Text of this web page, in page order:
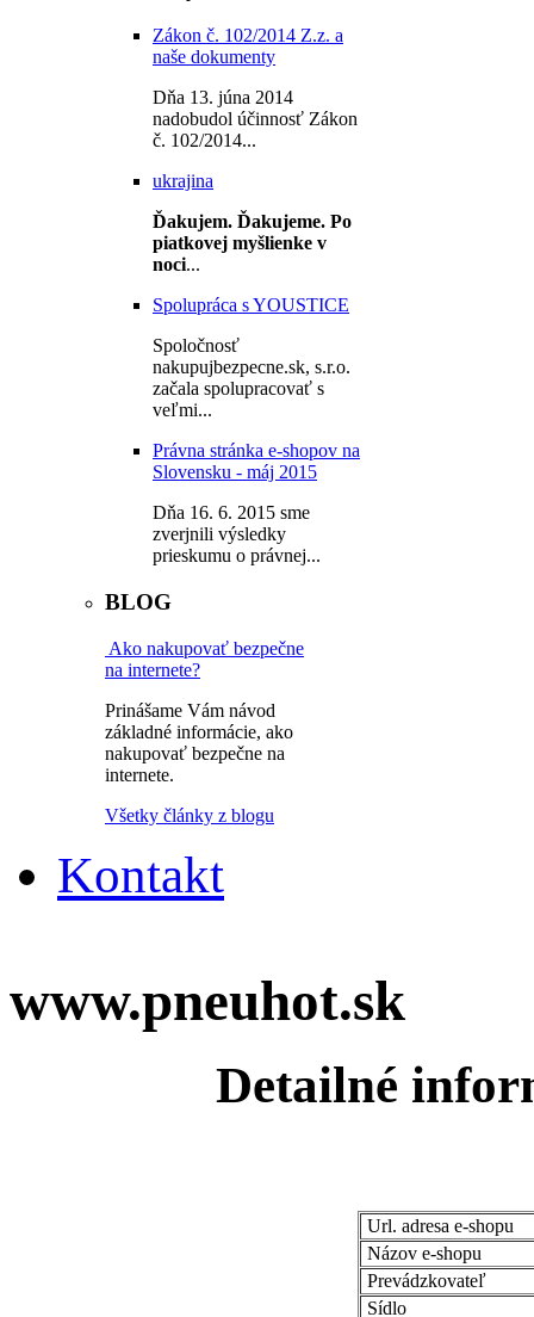
Zákon č. 102/2014 Z.z. a
naše dokumenty
Dňa 13. júna 2014
nadobudol účinnosť Zákon
č. 102/2014...
ukrajina
Ďakujem. Ďakujeme. Po
piatkovej myšlienke v
noci...
Spolupráca s YOUSTICE
Spoločnosť
nakupujbezpecne.sk, s.r.o.
začala spolupracovať s
veľmi...
Právna stránka e-shopov na
Slovensku - máj 2015
Dňa 16. 6. 2015 sme
zverjnili výsledky
prieskumu o právnej...
BLOG
Ako nakupovať bezpečne
na internete?
Prinášame Vám návod
základné informácie, ako
nakupovať bezpečne na
internete.
Všetky články z blogu
Kontakt
www.pneuhot.sk
Detailné
Url. adresa e-shopu
Názov e-shopu
Prevádzkovateľ
Sídlo